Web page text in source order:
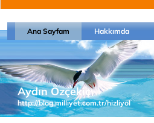
Ana Sayfam Hakkımda
Aydın Özçekiç
http://blog.milliyet.com.tr/hizliyol